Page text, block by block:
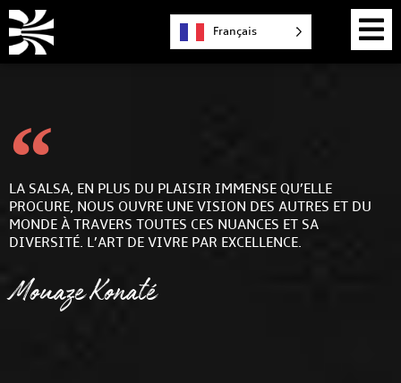
Français
LA SALSA, EN PLUS DU PLAISIR IMMENSE QU’ELLE
PROCURE, NOUS OUVRE UNE VISION DES AUTRES ET DU
MONDE À TRAVERS TOUTES CES NUANCES ET SA
DIVERSITÉ. L’ART DE VIVRE PAR EXCELLENCE.
Mouaze Konaté